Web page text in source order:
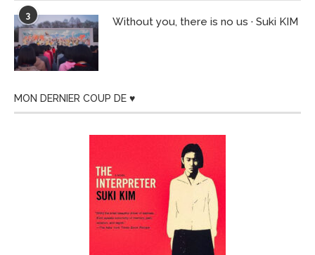
3 Without you, there is no us · Suki KIM
MON DERNIER COUP DE ♥